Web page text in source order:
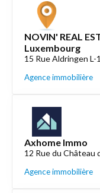
NOVIN' REAL
Luxembourg
15 Rue Aldringen
Agence immobilière
Axhome Immo
12 Rue du Château
Agence immobilière